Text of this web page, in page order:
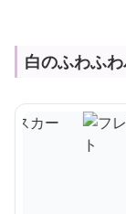
白のふわふ